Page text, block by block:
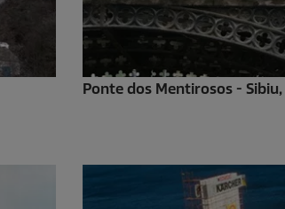
Ponte dos Mentirosos -